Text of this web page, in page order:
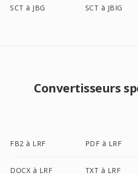
SCT à JBG SCT à JBIG
Convertisseurs
FB2 à LRF PDF à LRF
DOCX à LRF TXT à LRF